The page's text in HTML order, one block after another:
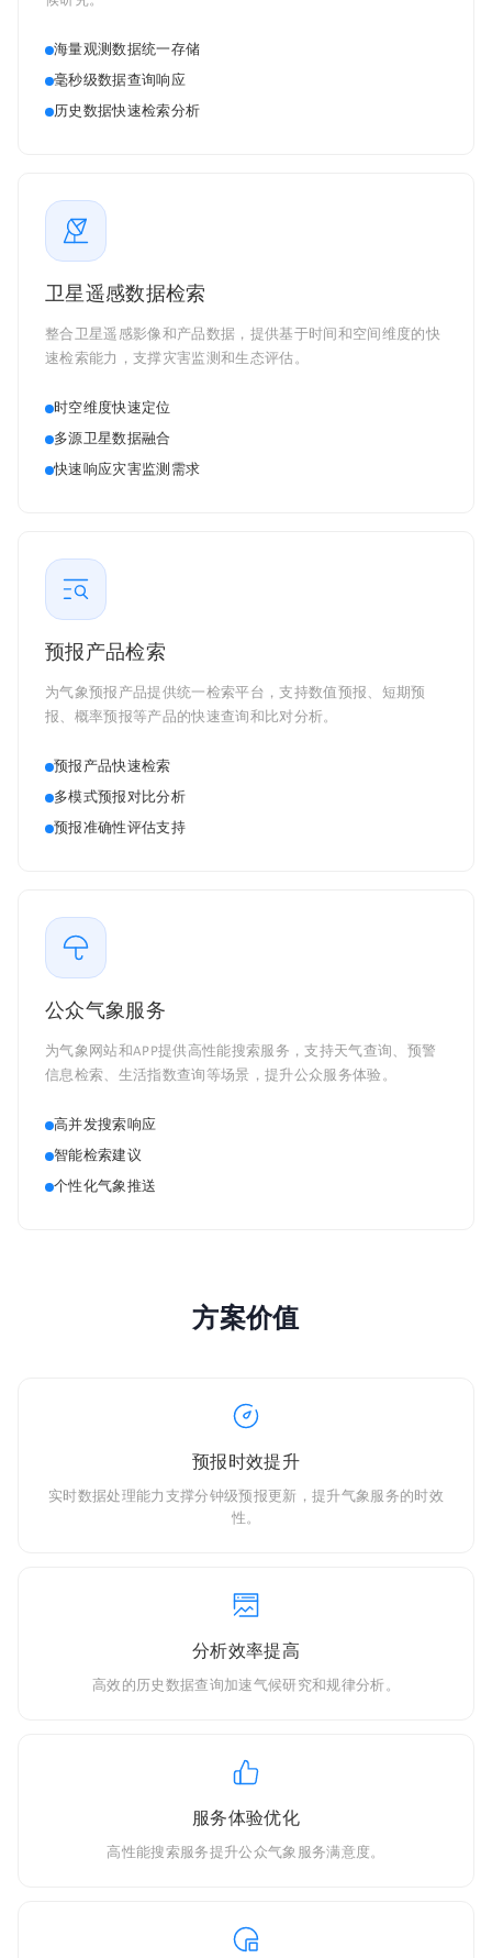
海量观测数据统一存储
毫秒级数据查询响应
历史数据快速检索分析
卫星遥感数据检索
整合卫星遥感影像和产品数据，提供基于时间和空间维度的快
速检索能力，支撑灾害监测和生态评估。
时空维度快速定位
多源卫星数据融合
快速响应灾害监测需求
预报产品检索
为气象预报产品提供统一检索平台，支持数值预报、短期预
报、概率预报等产品的快速查询和比对分析。
预报产品快速检索
多模式预报对比分析
预报准确性评估支持
公众气象服务
为气象网站和APP提供高性能搜索服务，支持天气查询、预警
信息检索、生活指数查询等场景，提升公众服务体验。
高并发搜索响应
智能检索建议
个性化气象推送
方案价值
预报时效提升
实时数据处理能力支撑分钟级预报更新，提升气象服务的时效
性。
分析效率提高
高效的历史数据查询加速气候研究和规律分析。
服务体验优化
高性能搜索服务提升公众气象服务满意度。